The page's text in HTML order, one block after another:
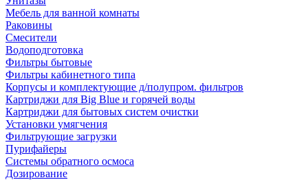
Мебель для ванной комнаты
Раковины
Смесители
Водоподготовка
Фильтры бытовые
Фильтры кабинетного типа
Корпусы и комплектующие д/полупром. фильтров
Картриджи для Big Blue и горячей воды
Картриджи для бытовых систем очистки
Установки умягчения
Фильтрующие загрузки
Пурифайеры
Системы обратного осмоса
Дозирование